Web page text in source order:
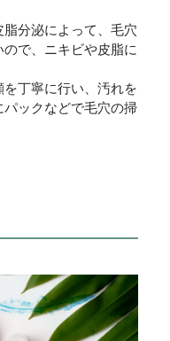
分泌によって、 毛穴
ので、ニキビや皮脂に
を丁寧に行い、汚れを
パックなどで毛穴の掃